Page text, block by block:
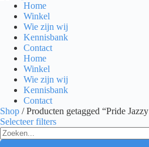
Home
Winkel
Wie zijn wij
Kennisbank
Contact
Home
Winkel
Wie zijn wij
Kennisbank
Contact
Shop / Producten getagged “Pride
Selecteer filters
Search
...